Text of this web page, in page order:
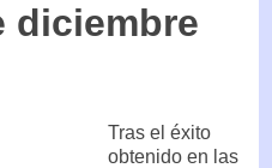
diciembre
Tras el éxito
obtenido en las